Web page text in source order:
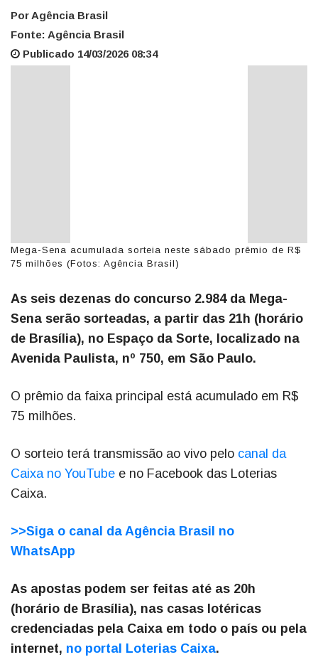
Por Agência Brasil
Fonte: Agência Brasil
Publicado 14/03/2026 08:34
Mega-Sena acumulada sorteia neste sábado prêmio de R$
75 milhões (Fotos: Agência Brasil)
As seis dezenas do concurso 2.984 da Mega-
Sena serão sorteadas, a partir das 21h (horário
de Brasília), no Espaço da Sorte, localizado na
Avenida Paulista, nº 750, em São Paulo.
O prêmio da faixa principal está acumulado em R$
75 milhões.
O sorteio terá transmissão ao vivo pelo canal da
Caixa no YouTube e no Facebook das Loterias
Caixa.
>>Siga o canal da Agência Brasil no
WhatsApp
As apostas podem ser feitas até as 20h
(horário de Brasília), nas casas lotéricas
credenciadas pela Caixa em todo o país ou pela
internet, no portal Loterias Caixa.